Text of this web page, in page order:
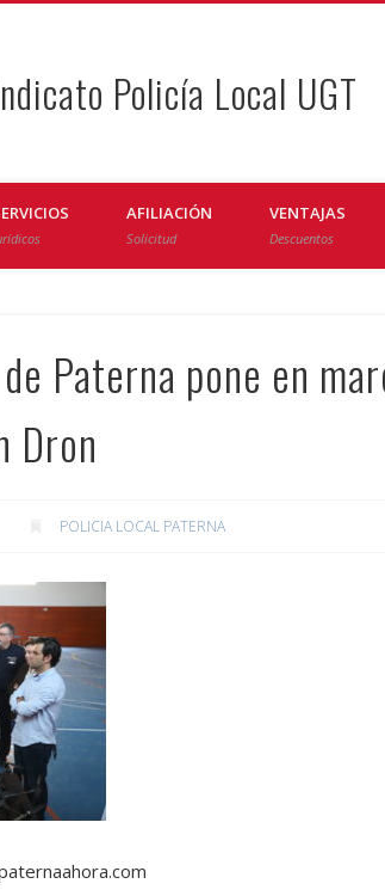
Policía Local UGT
AFILIACIÓN
Solicitud
VENTAJAS
Descuentos
Paterna pone en
Dron
POLICIA LOCAL PATERNA